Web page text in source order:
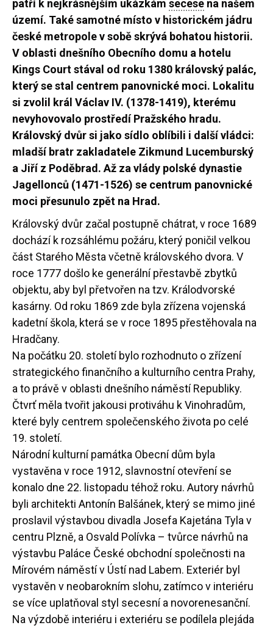
patří k nejkrásnějším ukázkám secese na našem
území. Také samotné místo v historickém jádru
české metropole v sobě skrývá bohatou historii.
V oblasti dnešního Obecního domu a hotelu
Kings Court stával od roku 1380 královský palác,
který se stal centrem panovnické moci. Lokalitu
si zvolil král Václav IV. (1378-1419), kterému
nevyhovovalo prostředí Pražského hradu.
Královský dvůr si jako sídlo oblíbili i další vládci:
mladší bratr zakladatele Zikmund Lucemburský
a Jiří z Poděbrad. Až za vlády polské dynastie
Jagellonců (1471-1526) se centrum panovnické
moci přesunulo zpět na Hrad.
Královský dvůr začal postupně chátrat, v roce 1689
dochází k rozsáhlému požáru, který poničil velkou
část Starého Města včetně královského dvora. V
roce 1777 došlo ke generální přestavbě zbytků
objektu, aby byl přetvořen na tzv. Králodvorské
kasárny. Od roku 1869 zde byla zřízena vojenská
kadetní škola, která se v roce 1895 přestěhovala na
Hradčany.
Na počátku 20. století bylo rozhodnuto o zřízení
strategického finančního a kulturního centra Prahy,
a to právě v oblasti dnešního náměstí Republiky.
Čtvrť měla tvořit jakousi protiváhu k Vinohradům,
které byly centrem společenského života po celé
19. století.
Národní kulturní památka Obecní dům byla
vystavěna v roce 1912, slavnostní otevření se
konalo dne 22. listopadu téhož roku. Autory návrhů
byli architekti Antonín Balšánek, který se mimo jiné
proslavil výstavbou divadla Josefa Kajetána Tyla v
centru Plzně, a Osvald Polívka – tvůrce návrhů na
výstavbu Paláce České obchodní společnosti na
Mírovém náměstí v Ústí nad Labem. Exteriér byl
vystavěn v neobarokním slohu, zatímco v interiéru
se více uplatňoval styl secesní a novorenesanční.
Na výzdobě interiéru i exteriéru se podílela plejáda